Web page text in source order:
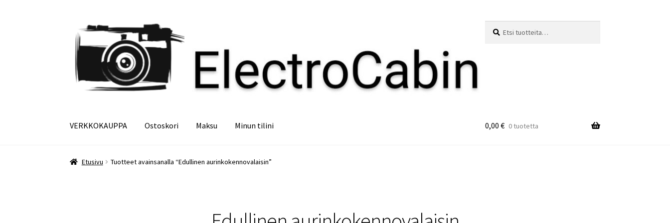
Siirry
navigointiin
Siirry
sisältöön
VERKKOKAUPPA Ostoskori Maksu Minun tilini
Etusivu Maksu Minun tilini Ostoskori
0,00 € 0 tuotetta
Etusivu Tuotteet avainsanalla “Edullinen aurinkokennovalaisin”